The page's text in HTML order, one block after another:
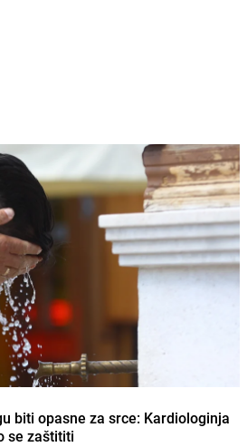
biti opasne za srce: Kardiologinja
se zaštititi